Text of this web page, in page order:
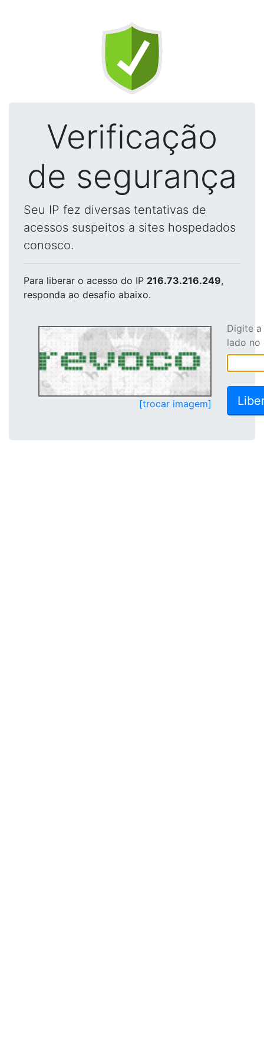
Verificação
de segurança
Seu IP fez diversas tentativas de
acessos suspeitos a sites hospedados
conosco.
Para liberar o acesso do IP 216.73.216.249,
responda ao desafio abaixo.
[trocar imagem]
Digite
lado no